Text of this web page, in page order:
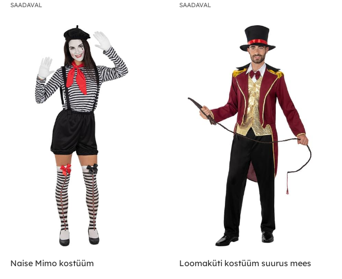
SAADAVAL SAADAVAL
Naise Mimo kostüüm Loomaküti kostüüm suurus mees